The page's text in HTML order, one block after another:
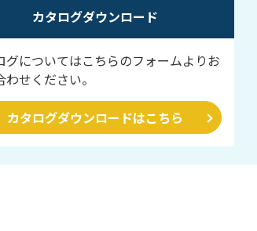
カタログダウンロード
グについてはこちらのフォームよりお
わせください。
カタログダウンロードはこちら